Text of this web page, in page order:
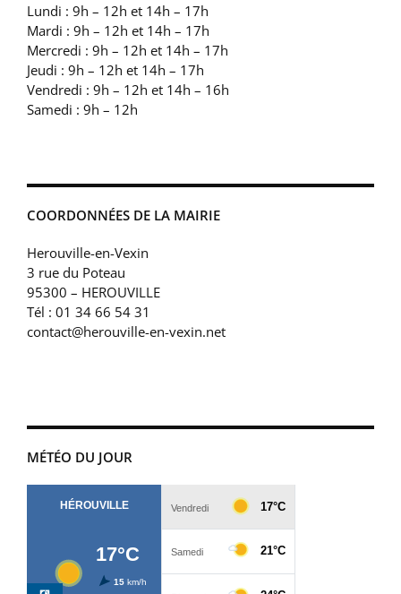
Lundi : 9h – 12h et 14h – 17h
Mardi : 9h – 12h et 14h – 17h
Mercredi : 9h – 12h et 14h – 17h
Jeudi : 9h – 12h et 14h – 17h
Vendredi : 9h – 12h et 14h – 16h
Samedi : 9h – 12h
COORDONNÉES DE LA MAIRIE
Herouville-en-Vexin
3 rue du Poteau
95300 – HEROUVILLE
Tél : 01 34 66 54 31
contact@herouville-en-vexin.net
MÉTÉO DU JOUR